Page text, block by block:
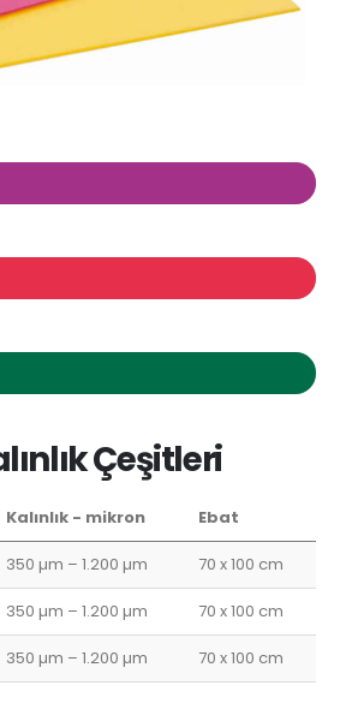
Çeşitleri
Kalınlık - mikron Ebat
350 µm – 1.200 µm 70 x 100 cm
350 µm – 1.200 µm 70 x 100 cm
350 µm – 1.200 µm 70 x 100 cm